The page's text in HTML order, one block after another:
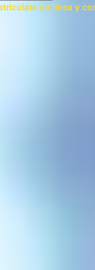
en línea y